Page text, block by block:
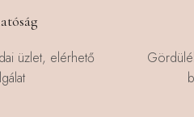
üzlet, elérhető